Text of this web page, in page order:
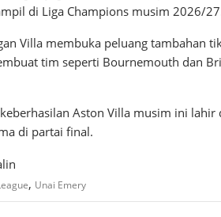
di Liga Champions musim 2026/
Villa membuka peluang tambahan
tim seperti Bournemouth dan
Aston Villa musim ini
di partai final.
, Unai Emery